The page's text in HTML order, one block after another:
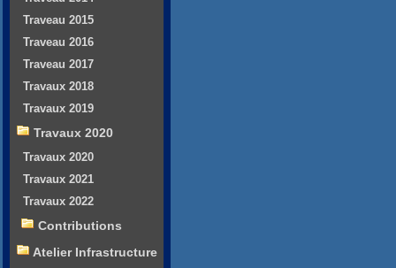
Traveau 2015
Traveau 2016
Traveau 2017
Travaux 2018
Travaux 2019
Travaux 2020
Travaux 2020
Travaux 2021
Travaux 2022
Contributions
Atelier Infrastructure